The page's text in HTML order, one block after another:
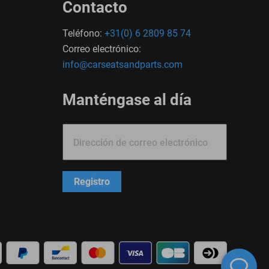
Contacto
Teléfono: +31(0) 6 2809 85 74
Correo electrónico:
info@carseatsandparts.com
Manténgase al día
Dirección de correo electrónico
Registro